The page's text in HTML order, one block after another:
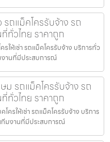
ถแม็คโครรับจ้าง รถ
ทั่วไทย ราคาถูก
ให้เช่า รถแม็คโครรับจ้าง บริการทั่ว
งานที่มีประสบการณ์
ม รถแม็คโครรับจ้าง รถ
ทั่วไทย ราคาถูก
ครให้เช่า รถแม็คโครรับจ้าง บริการ
ทีมงานที่มีประสบการณ์